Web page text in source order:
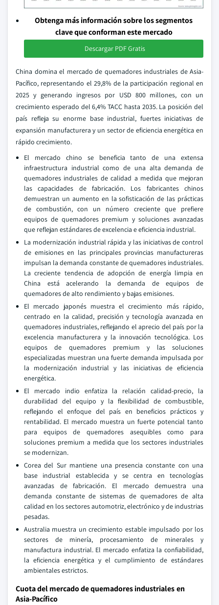
Obtenga más información sobre los segmentos
clave que conforman este mercado
Descargar PDF Gratis
China domina el mercado de quemadores industriales de Asia-
Pacífico, representando el 29,8% de la participación regional en
2025 y generando ingresos por USD 800 millones, con un
crecimiento esperado del 6,4% TACC hasta 2035. La posición del
país refleja su enorme base industrial, fuertes iniciativas de
expansión manufacturera y un sector de eficiencia energética en
rápido crecimiento.
El mercado chino se beneficia tanto de una extensa
infraestructura industrial como de una alta demanda de
quemadores industriales de calidad a medida que mejoran
las capacidades de fabricación. Los fabricantes chinos
demuestran un aumento en la sofisticación de las prácticas
de combustión, con un número creciente que prefiere
equipos de quemadores premium y soluciones avanzadas
que reflejan estándares de excelencia e eficiencia industrial.
La modernización industrial rápida y las iniciativas de control
de emisiones en las principales provincias manufactureras
impulsan la demanda constante de quemadores industriales.
La creciente tendencia de adopción de energía limpia en
China está acelerando la demanda de equipos de
quemadores de alto rendimiento y bajas emisiones.
El mercado japonés muestra el crecimiento más rápido,
centrado en la calidad, precisión y tecnología avanzada en
quemadores industriales, reflejando el aprecio del país por la
excelencia manufacturera y la innovación tecnológica. Los
equipos de quemadores premium y las soluciones
especializadas muestran una fuerte demanda impulsada por
la modernización industrial y las iniciativas de eficiencia
energética.
El mercado indio enfatiza la relación calidad-precio, la
durabilidad del equipo y la flexibilidad de combustible,
reflejando el enfoque del país en beneficios prácticos y
rentabilidad. El mercado muestra un fuerte potencial tanto
para equipos de quemadores asequibles como para
soluciones premium a medida que los sectores industriales
se modernizan.
Corea del Sur mantiene una presencia constante con una
base industrial establecida y se centra en tecnologías
avanzadas de fabricación. El mercado demuestra una
demanda constante de sistemas de quemadores de alta
calidad en los sectores automotriz, electrónico y de industrias
pesadas.
Australia muestra un crecimiento estable impulsado por los
sectores de minería, procesamiento de minerales y
manufactura industrial. El mercado enfatiza la confiabilidad,
la eficiencia energética y el cumplimiento de estándares
ambientales estrictos.
Cuota del mercado de quemadores industriales en
Asia-Pacífico